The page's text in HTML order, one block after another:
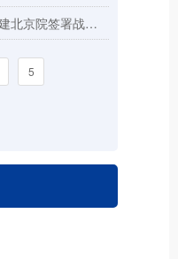
中国化学工程华陆公司与中国电建北京院签署战略合作协议
5